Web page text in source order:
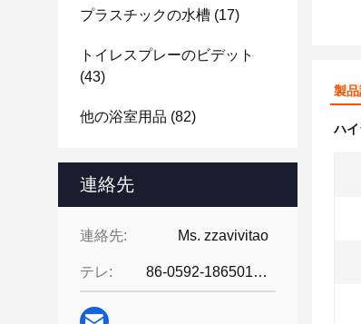
プラスチックの水槽 (17)
トイレスプレーのビデット
(43)
他の浴室用品 (82)
連絡先
連絡先: Ms. zzavivitao
テレ: 86-0592-18650185095
製
ハ